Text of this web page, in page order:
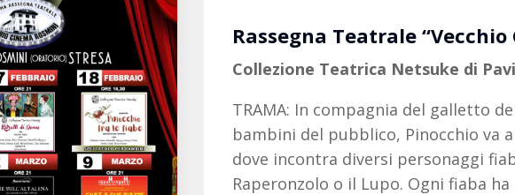
Rassegna Teatrale
Collezione Teatrica Netsuke di
TRAMA: In compagnia del galletto
bambini del pubblico, Pinocchio va
dove incontra diversi personaggi
Raperonzolo o il Lupo. Ogni fiaba